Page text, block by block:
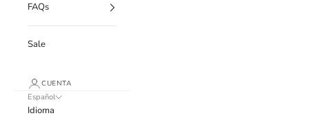
FAQs
Sale
CUENTA
Español
Idioma